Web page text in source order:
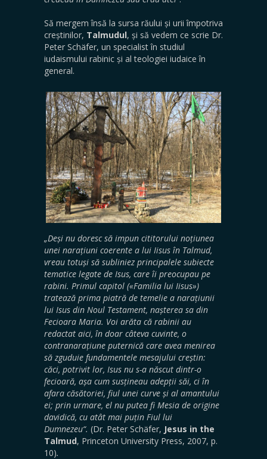
Să mergem însă la sursa răului și urii împotriva
creștinilor, Talmudul, și să vedem ce scrie Dr.
Peter Schäfer, un specialist în studiul
iudaismului rabinic și al teologiei iudaice în
general.
„Deși nu doresc să impun cititorului noțiunea
unei narațiuni coerente a lui Iisus în Talmud,
vreau totuși să subliniez principalele subiecte
tematice legate de Isus, care îi preocupau pe
rabini. Primul capitol («Familia lui Iisus»)
tratează prima piatră de temelie a narațiunii
lui Isus din Noul Testament, nașterea sa din
Fecioara Maria. Voi arăta că rabinii au
redactat aici, în doar câteva cuvinte, o
contranarațiune puternică care avea menirea
să zguduie fundamentele mesajului creștin:
căci, potrivit lor, Isus nu s-a născut dintr-o
fecioară, așa cum susțineau adepții săi, ci în
afara căsătoriei, fiul unei curve și al amantului
ei; prin urmare, el nu putea fi Mesia de origine
davidică, cu atât mai puțin Fiul lui
Dumnezeu“. (Dr. Peter Schäfer, Jesus in the
Talmud, Princeton University Press, 2007, p.
10).